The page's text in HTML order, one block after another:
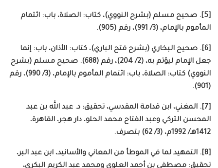
[5]. صحيح مسلم (بشرح النووي)، كتاب: الصلاة، باب: ائتمام
المأموم بالإمام، (3/ 991)، رقم (905).
[6]. صحيح البخاري (بشرح فتح الباري)، كتاب: الأذان، باب: إنما
جعل الإمام ليؤتم به، (2/ 204)، رقم (688). صحيح مسلم (بشرح
النووي) كتاب: الصلاة، باب: ائتمام المأموم بالإمام، (3/ 990)، رقم
(901).
[7]. المغني، ابن قدامة المقدسي، تحقيق: د. عبد الله بن عبد
المحسن التركي وعبد الفتاح محمد الحلو، دار هجر، القاهرة،
1412هـ/ 1992م، (3/ 62) بتصرف.
[8]. التمهيد لما في الموطأ من المعاني والأسانيد، ابن عبد البر،
تحقيق: مصطفي بن أحمد العلوي ومحمد عبد الكريم البكري،